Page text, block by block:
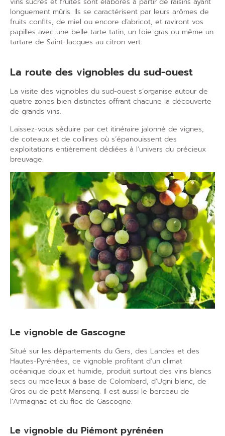
longuement mûris. Ils se caractérisent par leurs arômes de
fruits confits, de miel ou encore d’abricot, et raviront vos
papilles avec une belle tarte tatin, un foie gras ou même un
tartare de Saint-Jacques au citron vert.
La route des vignobles du sud-ouest
La visite des vignobles du sud-ouest s’organise autour de
quatre zones bien distinctes offrant chacune la découverte
de grands vins.
Laissez-vous séduire par cet itinéraire jalonné de vignes,
de coteaux et de collines où s’épanouissent des
exploitations entièrement dédiées à l’univers du précieux
breuvage.
Le vignoble de Gascogne
Situé sur les départements du Gers, des Landes et des
Hautes-Pyrénées, ce vignoble profitant d’un climat
océanique doux et humide, produit surtout des vins blancs
secs ou moelleux à base de Colombard, d’Ugni blanc, de
Gros ou de petit Manseng. Il est aussi le berceau de
l’Armagnac et du floc de Gascogne.
Le vignoble du Piémont pyrénéen